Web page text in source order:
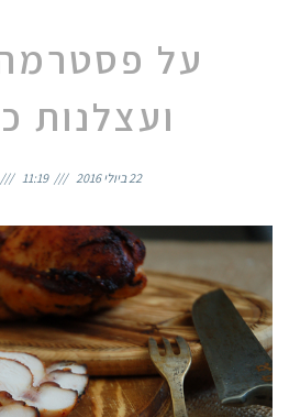
על
ועצלנות
22 ביולי 2016 11:19